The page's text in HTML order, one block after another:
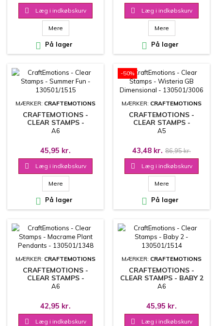
 Læg i indkøbskurv
Mere
 På lager
 Læg i indkøbskurv
Mere
 På lager
MÆRKER: CRAFTEMOTIONS
CRAFTEMOTIONS -
CLEAR STAMPS -
SUMMER FUN -
A6
45,95 kr.
 Læg i indkøbskurv
Mere
 På lager
-50%
MÆRKER: CRAFTEMOTIONS
CRAFTEMOTIONS -
CLEAR STAMPS -
WISTERIA GB
130501/3006
A5
43,48 kr. 86,95 kr.

Læg i indkøbskurv
Mere
 På lager
MÆRKER: CRAFTEMOTIONS
CRAFTEMOTIONS -
CLEAR STAMPS -
MACRAME PLANT
A6
42,95 kr.
 Læg i indkøbskurv
MÆRKER: CRAFTEMOTIONS
CRAFTEMOTIONS -
CLEAR STAMPS - BABY 2
- 130501/1514
A6
45,95 kr.
 Læg i indkøbskurv